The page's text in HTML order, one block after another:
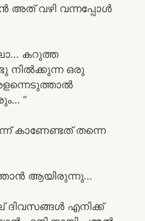
അത് വഴി വന്നപ്പോൾ
കറുത്ത
നിൽക്കുന്ന ഒരു
”
കാണേണ്ടത് തന്നെ
ഞാൻ ആയിരുന്നു…
ദിവസങ്ങൾ എനിക്ക്